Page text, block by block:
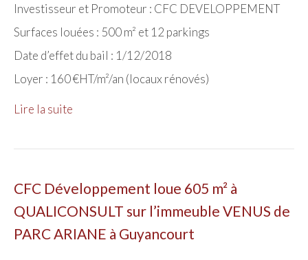
Investisseur et Promoteur : CFC DEVELOPPEMENT
Surfaces louées : 500 m² et 12 parkings
Date d’effet du bail : 1/12/2018
Loyer : 160 €HT/m²/an (locaux rénovés)
Lire la suite
CFC Développement loue 605 m² à
QUALICONSULT sur l’immeuble VENUS de
PARC ARIANE à Guyancourt